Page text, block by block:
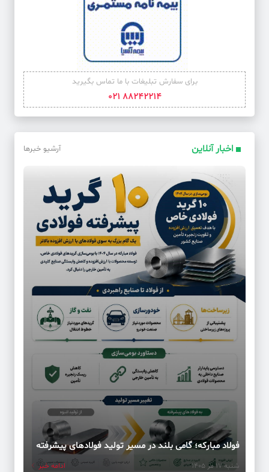
برای سفارش تبلیغات با ما تماس بگیرید
88242214 021
اخبار آنلاین آرشیو خبرها
فولاد مبارکه؛ گامی بلند در مسیر تولید فولادهای پیشرفته
شنبه 17 مر 1405 ادامه خبر